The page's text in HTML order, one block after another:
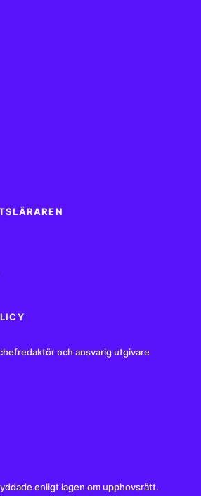
och ansvarig utgivare
enligt lagen om upphovsrätt.